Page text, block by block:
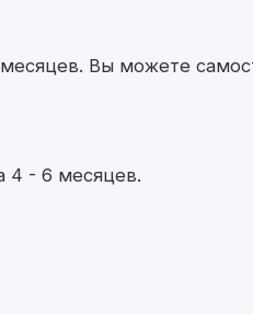
Вы можете
4 - 6 месяцев.